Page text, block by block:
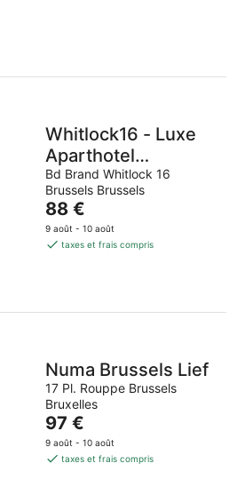
Whitlock16 - Luxe
Aparthotel
Montgomery Square
Brussels
Bd Brand Whitlock 16
Brussels Brussels
Le
prix
est
nuit
88 €
9 août - 10 août
taxes et frais compris
Numa Brussels Lief
17 Pl. Rouppe Brussels
Bruxelles
Le
prix
est
97 €
9 août - 10 août
taxes et frais compris